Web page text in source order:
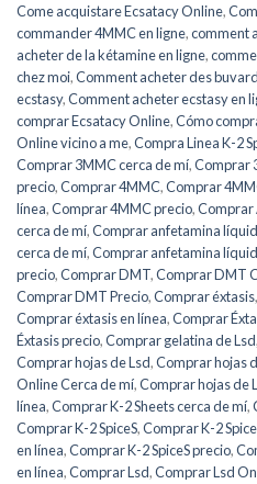
Come acquistare Ecsatacy Online,
commander 4MMC en ligne,comment
acheter de la kétamine en ligne,
chez moi,Comment acheter des
ecstasy,Comment acheter ecstasy en
comprar Ecsatacy Online,Cómo
Online vicino a me,Compra Linea K-2
Comprar 3MMC cerca de mí,Comprar
precio,Comprar 4MMC,Comprar
línea,Comprar 4MMC precio,Comprar
cerca de mí,Comprar anfetamina
cerca de mí,Comprar anfetamina
precio,Comprar DMT,Comprar DMT
Comprar DMT Precio,Comprar éxtasis,
Comprar éxtasis en línea,Comprar
Éxtasis precio,Comprar gelatina de Lsd,
Comprar hojas de Lsd,Comprar hojas
Online Cerca de mí,Comprar hojas de
línea,Comprar K-2 Sheets cerca de mí,
Comprar K-2 SpiceS,Comprar K-2
en línea,Comprar K-2 SpiceS precio,
en línea,Comprar Lsd,Comprar Lsd